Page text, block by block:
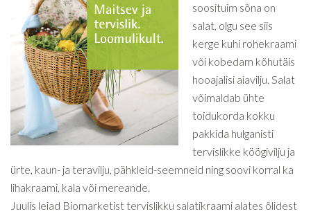
soosituim sõna on
salat, olgu see siis
kerge kuhi rohekraami
või kobedam kõhutäis
hooajalisi aiavilju. Salat
võimaldab ühte
toidukorda kokku
pakkida hulganisti
tervislikke köögivilju ja
ürte, kaun- ja teravilju, pähkleid-seemneid ning soovi korral ka
lihakraami, kala või mereande.
Juulis leiad Biomarketist tervislikku salatikraami alates õlidest